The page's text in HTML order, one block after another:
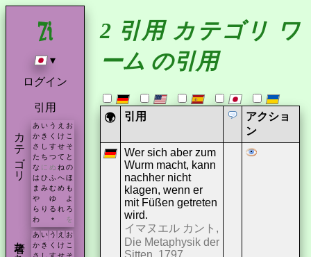
▾
ログイン
引用
カテゴリ あ い う え お
か き く け こ
さ し す せ そ
た ち つ て と
な に ぬ ね の
は ひ ふ へ ほ
ま み む め も
や
ゆ
よ
ら り る れ ろ
わ
* を
著者たち あ い う え お
か き く け こ
2 引用 カテゴリ ワ
ーム の引用
🌍 引用
アクショ
ン
Wer sich aber zum
Wurm macht, kann
nachher nicht
klagen, wenn er
mit Füßen getreten
wird.
イマヌエル カント,
Die Metaphysik der